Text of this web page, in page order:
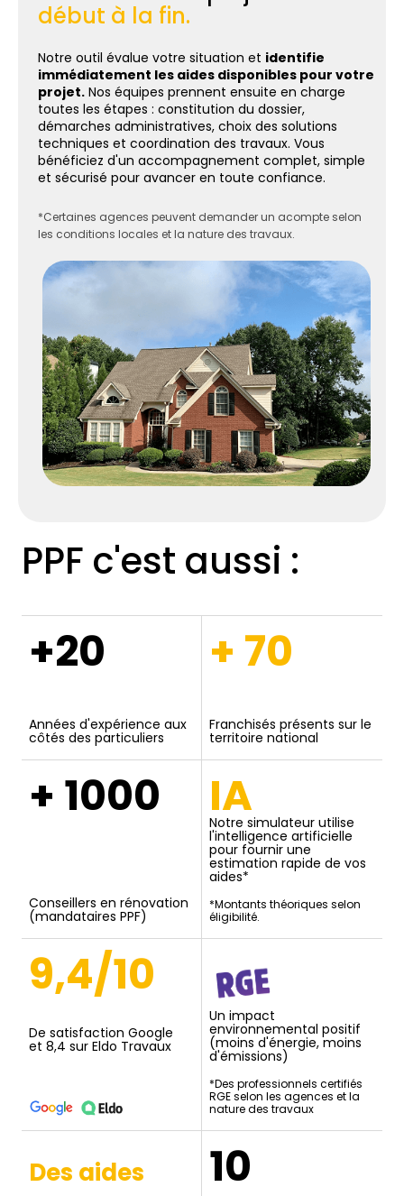
début à la fin.
Notre outil évalue votre situation et identifie
immédiatement les aides disponibles pour votre
projet. Nos équipes prennent ensuite en charge
toutes les étapes : constitution du dossier,
démarches administratives, choix des solutions
techniques et coordination des travaux. Vous
bénéficiez d'un accompagnement complet, simple
et sécurisé pour avancer en toute confiance.
*Certaines agences peuvent demander un acompte selon
les conditions locales et la nature des travaux.
PPF c'est aussi :
+20
Années d'expérience aux
côtés des particuliers
+ 70
Franchisés présents sur le
territoire national
+ 1000
Conseillers en rénovation
(mandataires PPF)
IA
Notre simulateur utilise
l'intelligence artificielle
pour fournir une
estimation rapide de vos
aides*
*Montants théoriques selon
éligibilité.
9,4/10
De satisfaction Google
et 8,4 sur Eldo Travaux
Un impact
environnemental positif
(moins d'énergie, moins
d'émissions)
*Des professionnels certifiés
RGE selon les agences et la
nature des travaux
Des aides
10